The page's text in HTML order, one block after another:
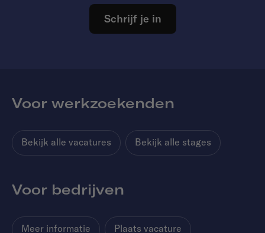
Schrijf je in
Voor werkzoekenden
Bekijk alle vacatures Bekijk alle stages
Voor bedrijven
Meer informatie Plaats vacature